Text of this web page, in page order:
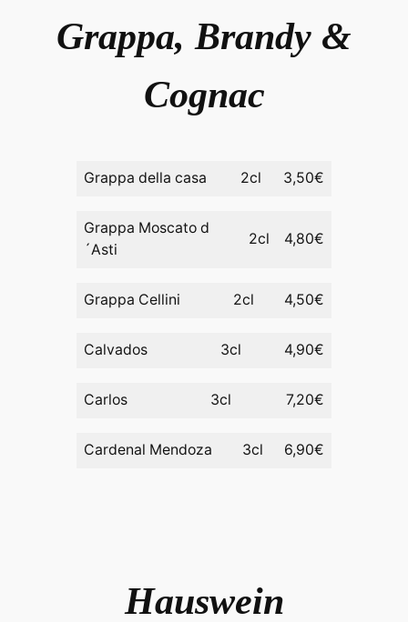
Grappa, Brandy &
Cognac
Grappa della casa 2cl 3,50€
Grappa Moscato d
´Asti
2cl 4,80€
Grappa Cellini 2cl 4,50€
Calvados 3cl 4,90€
Carlos 3cl 7,20€
Cardenal Mendoza 3cl 6,90€
Hauswein